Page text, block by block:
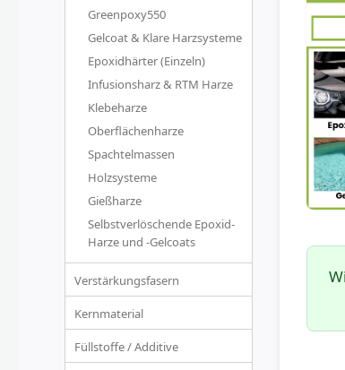
Greenpoxy550
Gelcoat & Klare Harzsysteme
Epoxidhärter (Einzeln)
Infusionsharz & RTM Harze
Klebeharze
Oberflächenharze
Spachtelmassen
Holzsysteme
Gießharze
Selbstverlöschende Epoxid-
Harze und -Gelcoats
Verstärkungsfasern
Kernmaterial
Füllstoffe / Additive